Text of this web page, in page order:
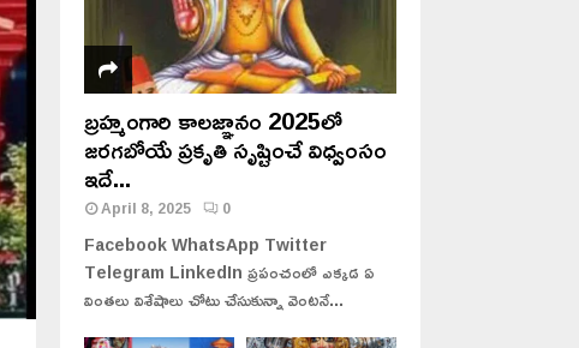
బ్రహ్మంగారి కాలజ్ఞానం 2025లో
జరగబోయే ప్రకృతి సృష్టించే విధ్వంసం
ఇదే...
April 8, 2025 0
Facebook WhatsApp Twitter
Telegram LinkedIn ప్రపంచంలో ఎక్కడ ఏ
వింతలు విశేషాలు చోటు చేసుకున్నా వెంటనే...